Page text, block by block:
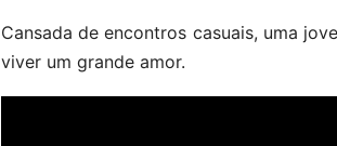
Cansada de encontros casuais, uma
viver um grande amor.